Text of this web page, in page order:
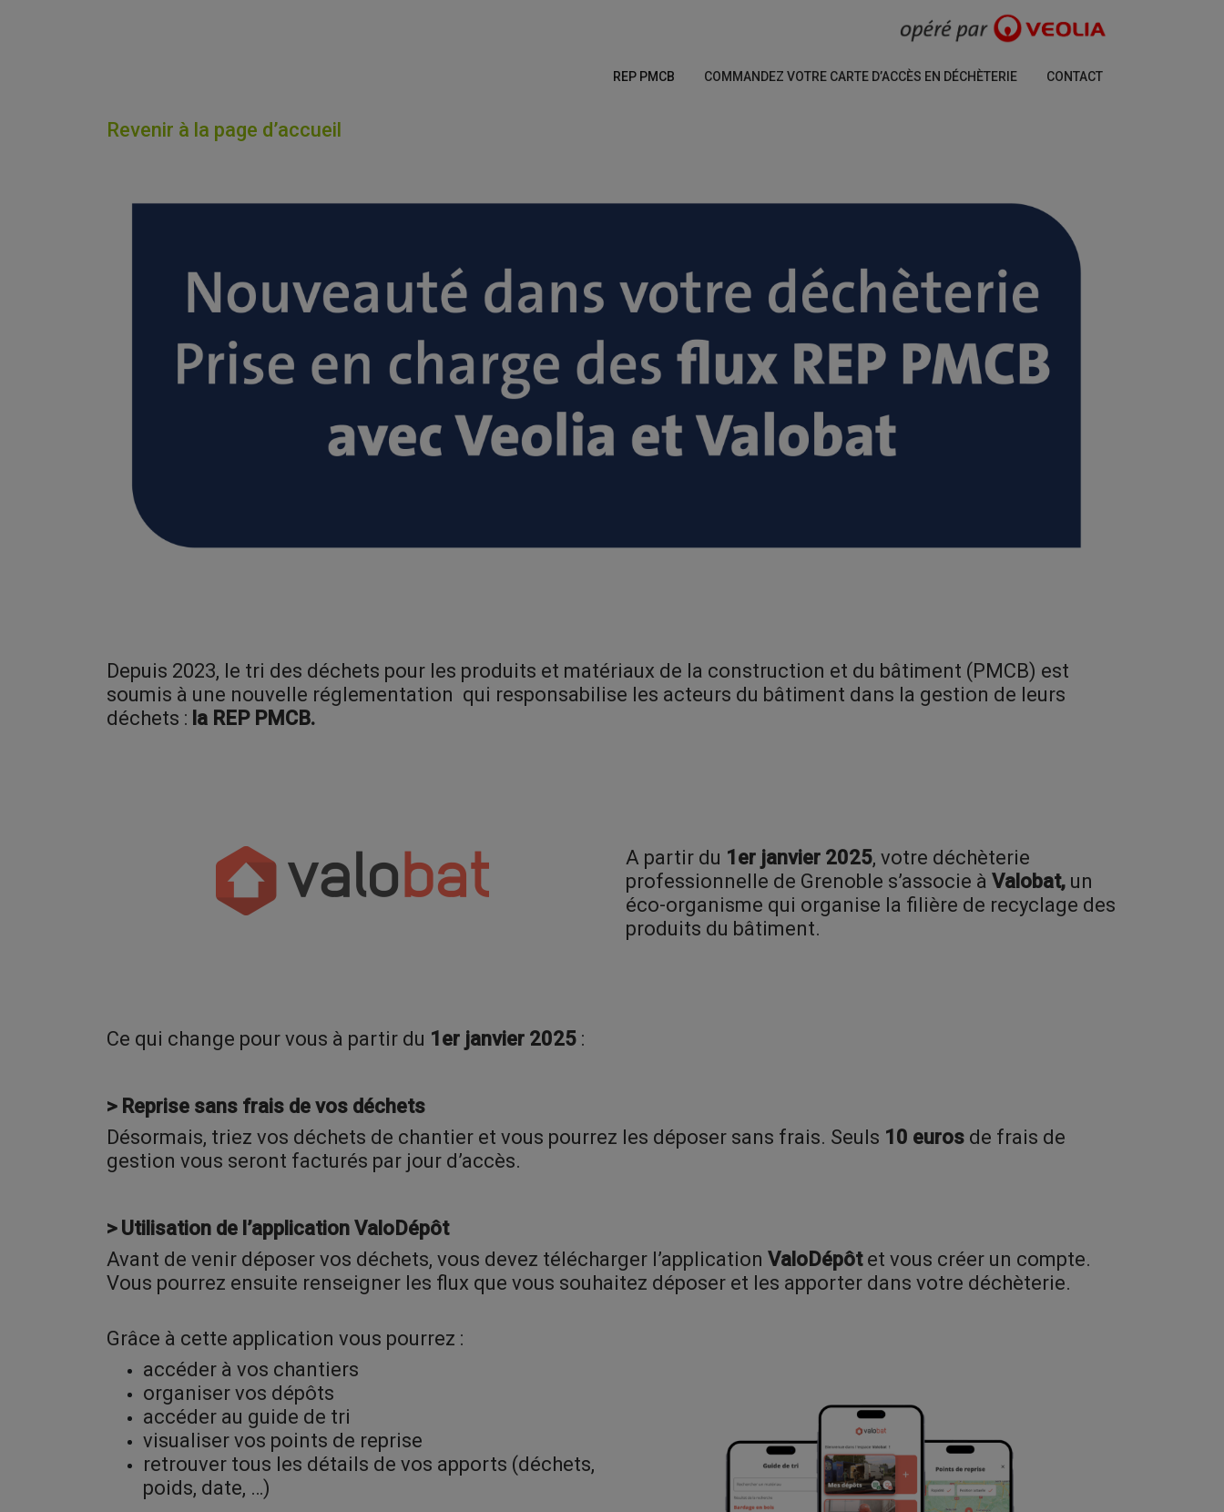
REP PMCB COMMANDEZ VOTRE CARTE D’ACCÈS EN DÉCHÈTERIE CONTACT
Revenir à la page d’accueil
Depuis 2023, le tri des déchets pour les produits et matériaux de la construction et du bâtiment (PMCB) est
soumis à une nouvelle réglementation qui responsabilise les acteurs du bâtiment dans la gestion de leurs
déchets : a REP PMCB.
A partir du 1er janvier 2025, votre déchèterie
professionnelle de Grenoble s’associe à Valobat, un
éco-organisme qui organise la filière de recyclage des
produits du bâtiment.
Ce qui change pour vous à partir du 1er janvier 2025 :
> Reprise sans frais de vos déchets
Désormais, triez vos déchets de chantier et vous pourrez les déposer sans frais. Seuls 10 euros de frais de
gestion vous seront facturés par jour d’accès.
> Utilisation de l’application ValoDépôt
Avant de venir déposer vos déchets, vous devez télécharger l’application ValoDépôtet vous créer un compte.
Vous pourrez ensuite renseigner les flux que vous souhaitez déposer et les apporter dans votre déchèterie.
Grâce à cette application vous pourrez :
accéder à vos chantiers
organiser vos dépôts
accéder au guide de tri
visualiser vos points de reprise
retrouver tous les détails de vos apports (déchets,
poids, date, …)